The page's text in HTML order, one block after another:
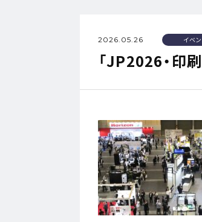
2026.05.26 イベ
「JP2026・